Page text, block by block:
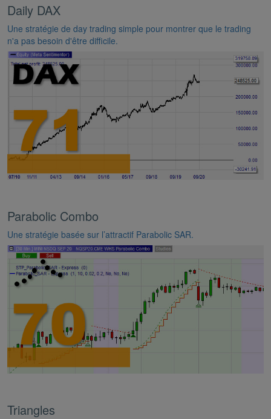
Daily DAX
Une stratégie de day trading simple pour montrer que le trading
n'a pas besoin d'être difficile.
Parabolic Combo
Une stratégie basée sur l’attractif Parabolic SAR.
Triangles